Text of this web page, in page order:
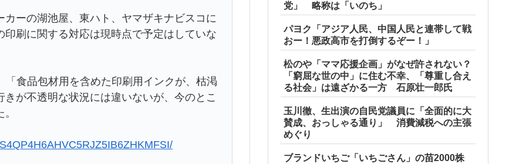
ーの湖池屋、東ハト、ヤマザキナビスコに
刷に関する対応は現時点で予定はしていな
食品包材用を含めた印刷用インクが、枯渇
が不透明な状況には違いないが、今のとこ
党」 略称は「いのち」
パヨク「アジア人民、中国人民と連帯して戦
おー！悪政高市を打倒するぞー！」
松のや「ママ応援企画」がなぜ許されない？
「窮屈な世の中」に住む不幸、「尊重し合え
る社会」は遠ざかる一方 石原壮一郎氏
玉川徹、生出演の自民党議員に「全面的に大
賛成、おっしゃる通り」 消費減税への主張
めぐり
ブランドいちご「いちごさん」の苗2000株